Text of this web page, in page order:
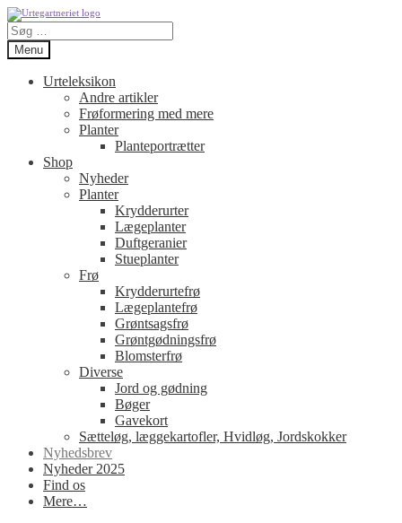
Spring
til
navigation
Spring
til
indhold
Søg
efter:
Menu
Urteleksikon
Andre artikler
Frøformering med mere
Planter
Planteportrætter
Shop
Nyheder
Planter
Krydderurter
Lægeplanter
Duftgeranier
Stueplanter
Frø
Krydderurtefrø
Lægeplantefrø
Grøntsagsfrø
Grøntgødningsfrø
Blomsterfrø
Diverse
Jord og gødning
Bøger
Gavekort
Sætteløg, læggekartofler, Hvidløg, Jordskokker
Nyhedsbrev
Nyheder 2025
Find os
Mere…